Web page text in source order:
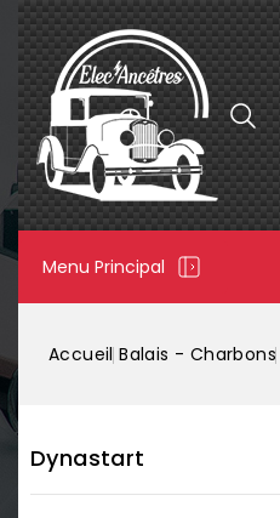
Menu Principal
Accueil Balais - Charbons
Dynastart